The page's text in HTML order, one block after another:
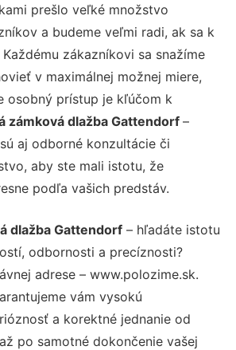
prešlo veľké množstvo
a budeme veľmi radi, ak sa k
zákazníkovi sa snažíme
v maximálnej možnej miere,
osobný prístup je kľúčom k
zámková dlažba Gattendorf –
aj odborné konzultácie či
aby ste mali istotu, že
podľa vašich predstáv.
dlažba Gattendorf – hľadáte istotu
odbornosti a precíznosti?
adrese – www.polozime.sk.
vám vysokú
a korektné jednanie od
po samotné dokončenie vašej